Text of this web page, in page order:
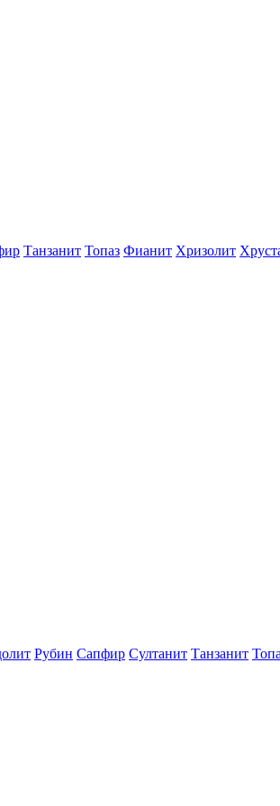
Танзанит Топаз Фианит Хризолит
Рубин Сапфир Султанит Танзанит